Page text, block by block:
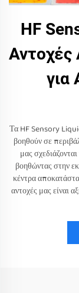
HF
Αντοχές
για
Τα HF Sensory
βοηθούν σε
μας
βοηθώντας στην
κέντρα
αντοχές μας είναι